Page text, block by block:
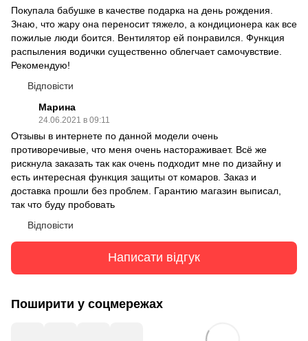
Покупала бабушке в качестве подарка на день рождения.
Знаю, что жару она переносит тяжело, а кондиционера как все
пожилые люди боится. Вентилятор ей понравился. Функция
распыления водички существенно облегчает самочувствие.
Рекомендую!
Відповісти
Марина
24.06.2021 в 09:11
Отзывы в интернете по данной модели очень
противоречивые, что меня очень настораживает. Всё же
рискнула заказать так как очень подходит мне по дизайну и
есть интересная функция защиты от комаров. Заказ и
доставка прошли без проблем. Гарантию магазин выписал,
так что буду пробовать
Відповісти
Написати відгук
Поширити у соцмережах